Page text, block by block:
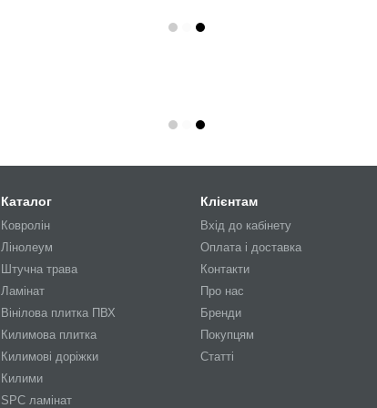
Каталог
Ковролін
Лінолеум
Штучна трава
Ламінат
Вінілова плитка ПВХ
Килимова плитка
Килимові доріжки
Килими
SPC ламінат
Клієнтам
Вхід до кабінету
Оплата і доставка
Контакти
Про нас
Бренди
Покупцям
Статті